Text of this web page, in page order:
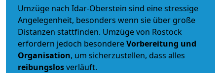
Umzüge nach Idar-Oberstein sind eine stressige
Angelegenheit, besonders wenn sie über große
Distanzen stattfinden. Umzüge von Rostock
erfordern jedoch besondereVorbereitung und
Organisation, um sicherzustellen, dass alles
reibungslosverläuft.